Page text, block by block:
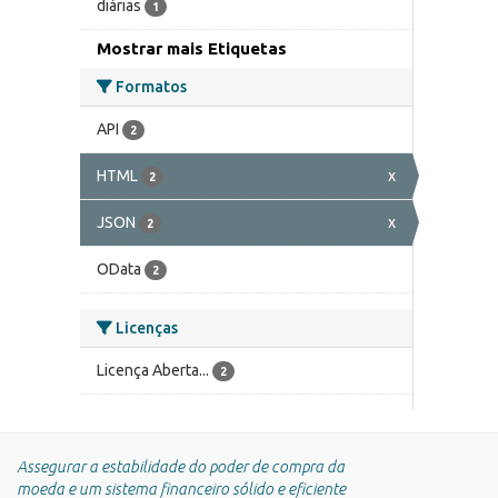
diárias 1
Mostrar mais Etiquetas
Formatos
API 2
HTML 2 x
JSON 2 x
OData 2
Licenças
Licença Aberta... 2
Assegurar a estabilidade do poder de compra da
moeda e um sistema financeiro sólido e eficiente